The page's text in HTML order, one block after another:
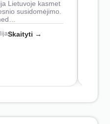
Lietuvoje kasmet
susidomėjimo.
Skaityti →